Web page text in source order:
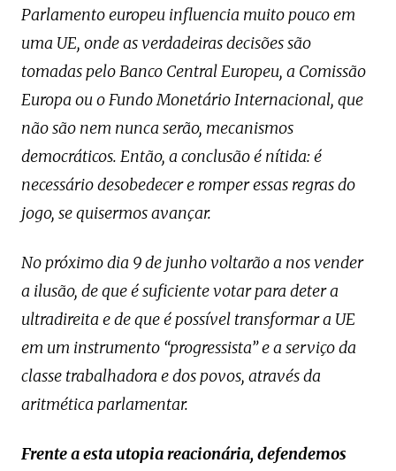
Parlamento europeu influencia muito pouco em
uma UE, onde as verdadeiras decisões são
tomadas pelo Banco Central Europeu, a Comissão
Europa ou o Fundo Monetário Internacional, que
não são nem nunca serão, mecanismos
democráticos. Então, a conclusão é nítida: é
necessário desobedecer e romper essas regras do
jogo, se quisermos avançar.
No próximo dia 9 de junho voltarão a nos vender
a ilusão, de que é suficiente votar para deter a
ultradireita e de que é possível transformar a UE
em um instrumento “progressista” e a serviço da
classe trabalhadora e dos povos, através da
aritmética parlamentar.
Frente a esta utopia reacionária, defendemos